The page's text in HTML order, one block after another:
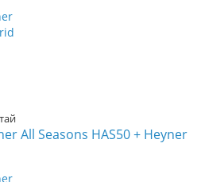
All Seasons HAS50 + Heyner